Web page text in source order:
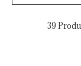
39